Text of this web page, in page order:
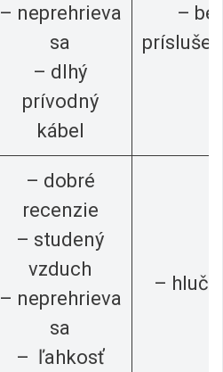
– neprehrieva
sa
– dlhý
prívodný
kábel
–
– dobré
recenzie
– studený
vzduch
– neprehrieva
sa
– ľahkosť
–